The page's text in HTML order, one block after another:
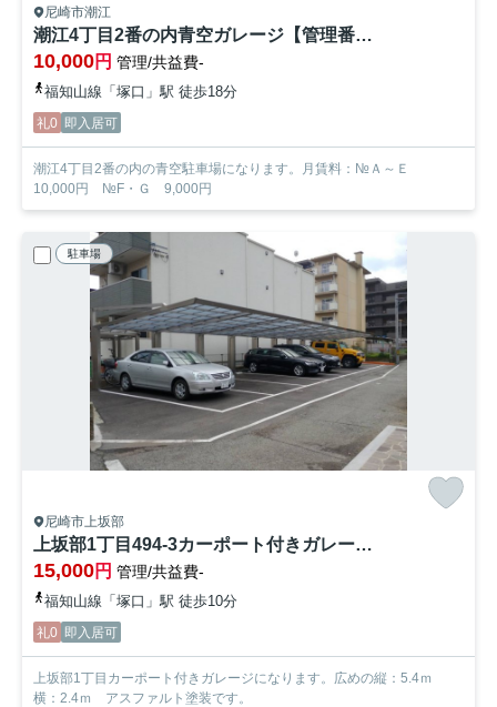
尼崎市潮江
潮江4丁目2番の内青空ガレージ【管理番号45】
10,000円 管理/共益費-
福知山線「塚口」駅 徒歩18分
礼0 即入居可
潮江4丁目2番の内の青空駐車場になります。月賃料：№Ａ～Ｅ
10,000円 №F・Ｇ 9,000円
駐車場
尼崎市上坂部
上坂部1丁目494-3カーポート付きガレージ【管理番号46】
15,000円 管理/共益費-
福知山線「塚口」駅 徒歩10分
礼0 即入居可
上坂部1丁目カーポート付きガレージになります。広めの縦：5.4ｍ
横：2.4ｍ アスファルト塗装です。